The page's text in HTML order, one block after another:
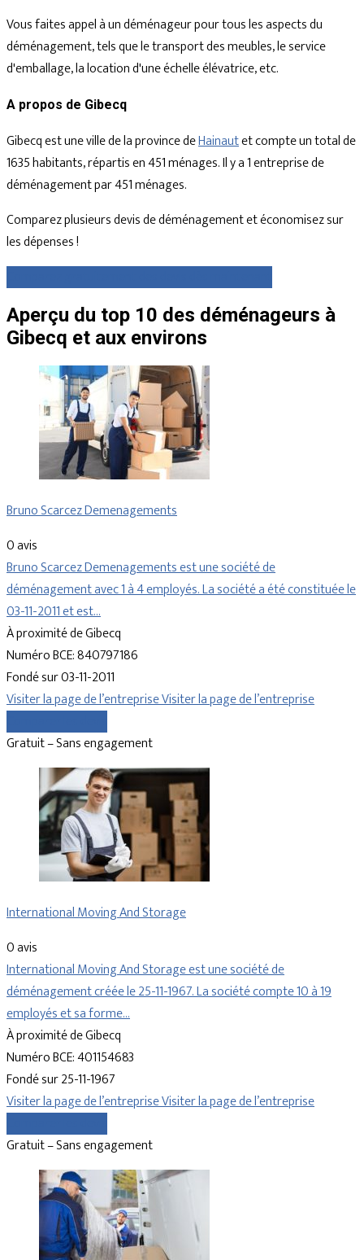
Vous faites appel à un déménageur pour tous les aspects du
déménagement, tels que le transport des meubles, le service
d'emballage, la location d'une échelle élévatrice, etc.
A propos de Gibecq
Gibecq est une ville de la province deHainautet compte un total de
1635 habitants, répartis en 451 ménages. Il y a 1 entreprise de
déménagement par 451 ménages.
Comparez plusieurs devis de déménagement et économisez sur
les dépenses !
Aperçu du top 10 des déménageurs à
Gibecq et aux environs
Bruno Scarcez Demenagements
0 avis
Bruno Scarcez Demenagements est une société de
déménagement avec 1 à 4 employés. La société a été constituée le
03-11-2011 et est…
À proximité de Gibecq
Numéro BCE: 840797186
Fondé sur 03-11-2011
Visiter la page de l’entrepriseVisiter la page de l’entreprise
Gratuit – Sans engagement
International Moving And Storage
0 avis
International Moving And Storage est une société de
déménagement créée le 25-11-1967. La société compte 10 à 19
employés et sa forme…
À proximité de Gibecq
Numéro BCE: 401154683
Fondé sur 25-11-1967
Visiter la page de l’entrepriseVisiter la page de l’entreprise
Gratuit – Sans engagement